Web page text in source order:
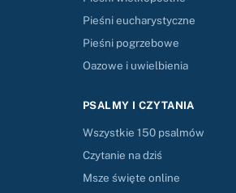
Pieśni eucharystyczne
Pieśni pogrzebowe
Oazowe i uwielbienia
PSALMY I CZYTANIA
Wszystkie 150 psalmów
Czytanie na dziś
Msze święte online